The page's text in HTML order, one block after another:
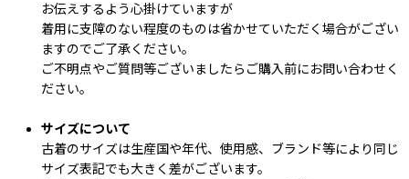
お伝えするよう心掛けていますが
着用に支障のない程度のものは省かせていただく場合がござい
ますのでご了承ください。
ご不明点やご質問等ございましたらご購入前にお問い合わせく
ださい。
サイズについて
古着のサイズは生産国や年代、使用感、ブランド等により同じ
サイズ表記でも大きく差がございます。